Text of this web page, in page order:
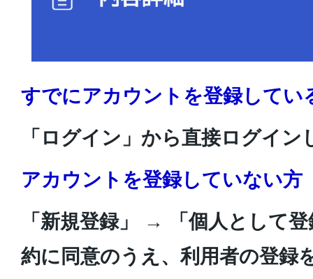
すでにアカウントを登録してい
「ログイン」から直接ログイン
アカウントを登録していない方
「新規登録」 → 「個人として
約に同意のうえ、利用者の登録